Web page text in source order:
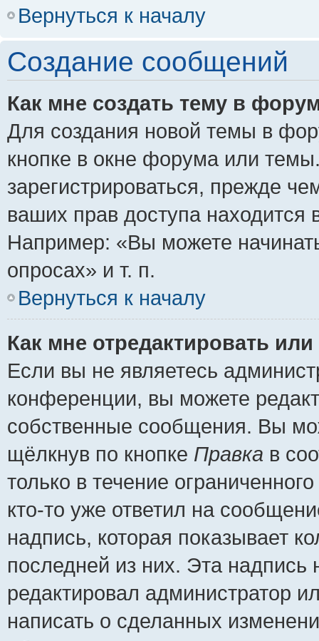
Вернуться к началу
Создание сообщений
Как мне создать тему в
Для создания новой темы в
кнопке в окне форума или
зарегистрироваться, прежде
ваших прав доступа
Например: «Вы можете
опросах» и т. п.
Вернуться к началу
Как мне отредактировать
Если вы не являетесь
конференции, вы можете
собственные сообщения. Вы
щёлкнув по кнопке Правка в
только в течение
кто-то уже ответил на
надпись, которая показывает
последней из них. Эта
редактировал администратор
написать о сделанных